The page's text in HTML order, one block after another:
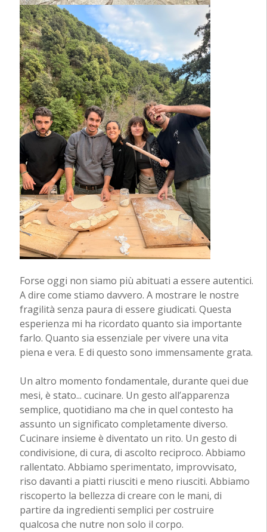
Forse oggi non siamo più abituati a essere autentici.
A dire come stiamo davvero. A mostrare le nostre
fragilità senza paura di essere giudicati. Questa
esperienza mi ha ricordato quanto sia importante
farlo. Quanto sia essenziale per vivere una vita
piena e vera. E di questo sono immensamente grata.
Un altro momento fondamentale, durante quei due
mesi, è stato... cucinare. Un gesto all’apparenza
semplice, quotidiano ma che in quel contesto ha
assunto un significato completamente diverso.
Cucinare insieme è diventato un rito. Un gesto di
condivisione, di cura, di ascolto reciproco. Abbiamo
rallentato. Abbiamo sperimentato, improvvisato,
riso davanti a piatti riusciti e meno riusciti. Abbiamo
riscoperto la bellezza di creare con le mani, di
partire da ingredienti semplici per costruire
qualcosa che nutre non solo il corpo.